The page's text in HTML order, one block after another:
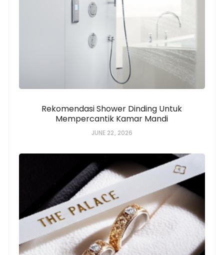
Rekomendasi Shower Dinding Untuk
Mempercantik Kamar Mandi
JUNE 22, 2026